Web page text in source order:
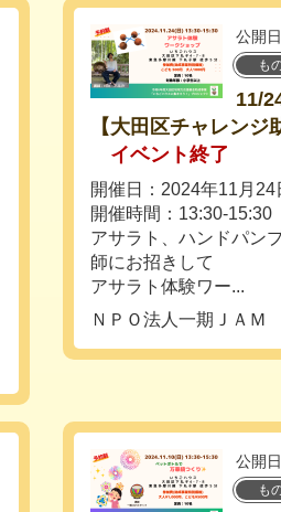
公開
も
11/
【大田区チャレンジ
イベント終了
開催日：2024年11月24
開催時間：13:30-15:30
アサラト、ハンドパン
師にお招きして
アサラト体験ワー...
ＮＰＯ法人一期ＪＡＭ
公開
も